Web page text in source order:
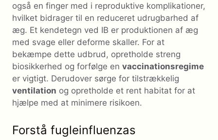
også en finger med i reproduktive komplikationer,
hvilket bidrager til en reduceret udrugbarhed af
æg. Et kendetegn ved IB er produktionen af ​​æg
med svage eller deforme skaller. For at
bekæmpe dette udbrud, opretholde streng
biosikkerhed og forfølge en vaccinationsregime
er vigtigt. Derudover sørge for tilstrækkelig
ventilation og opretholde et rent habitat for at
hjælpe med at minimere risikoen.
Forstå fugleinfluenzas